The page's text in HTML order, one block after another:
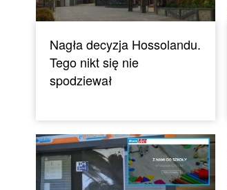
Nagła decyzja Hossolandu.
Tego nikt się nie
spodziewał